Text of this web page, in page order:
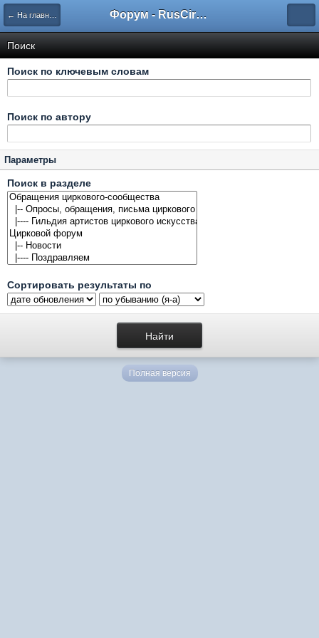
← На главную Форум - RusCircus.ru
Поиск
Поиск по ключевым словам
Поиск по автору
Параметры
Поиск в разделе
Сортировать результаты по
Полная версия